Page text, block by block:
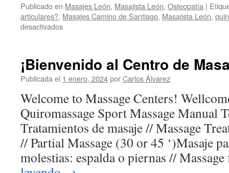
Publicado en Masajes León, Masajista León, Osteopatía |
articulares?, Masajes Camino de Santiago, Masajista León,
desactivadosen
Articulaciones
¡Bienvenido al Centro de
Publicada el 1 enero, 2024porCarlos Álvarez
Welcome to Massage Centers!
Quiromassage Sport Massage Manual
Tratamientos de masaje // Massage
// Partial Massage (30 or 45 ‘)Masaje
molestias: espalda o piernas //